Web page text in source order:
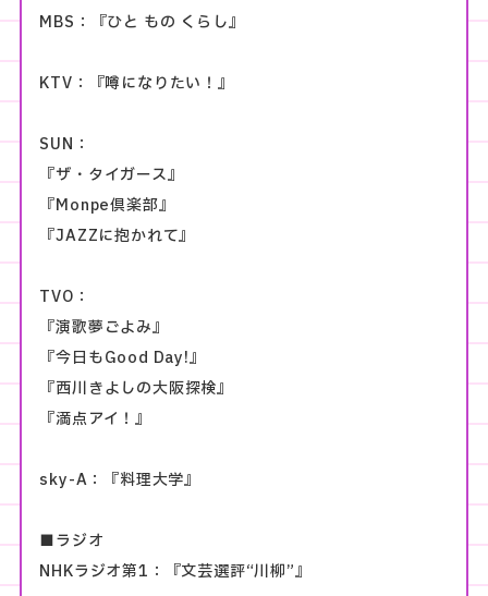
MBS：『ひと もの くらし』
KTV：『噂になりたい！』
SUN：
『ザ・タイガース』
『Monpe倶楽部』
『JAZZに抱かれて』
TVO：
『演歌夢ごよみ』
『今日もGood Day!』
『西川きよしの大阪探検』
『満点アイ！』
sky-A：『料理大学』
■ラジオ
NHKラジオ第1：『文芸選評“川柳”』